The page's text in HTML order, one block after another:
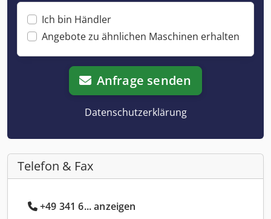
Ich bin Händler
Angebote zu ähnlichen Maschinen erhalten
Anfrage senden
Datenschutzerklärung
Telefon & Fax
+49 341 6... anzeigen